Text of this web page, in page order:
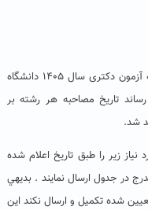
ضمن عرض تبریک به معرفی شدگان به مصاحبه آزمون دکتری سال ۱۴۰۵ دانشگاه
تاریخ مصاحبه هر رشته بر
زیر را طبق تاریخ اعلام شده
مندرج در جدول ارسال نمایند . بديهي
شده تکميل و ارسال نکند اين